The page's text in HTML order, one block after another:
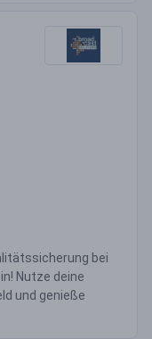
bei
Nutze deine
und genieße